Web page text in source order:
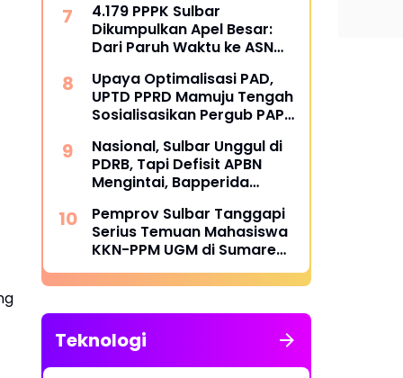
4.179 PPPK Sulbar
Dikumpulkan Apel Besar:
Dari Paruh Waktu ke ASN
Upaya Optimalisasi PAD,
UPTD PPRD Mamuju Tengah
Sosialisasikan Pergub PAP
Tassisara
Nasional, Sulbar Unggul di
PDRB, Tapi Defisit APBN
Mengintai, Bapperida
Pemprov Sulbar Tanggapi
Serius Temuan Mahasiswa
KKN-PPM UGM di Sumare
dan Tapandullu
Teknologi